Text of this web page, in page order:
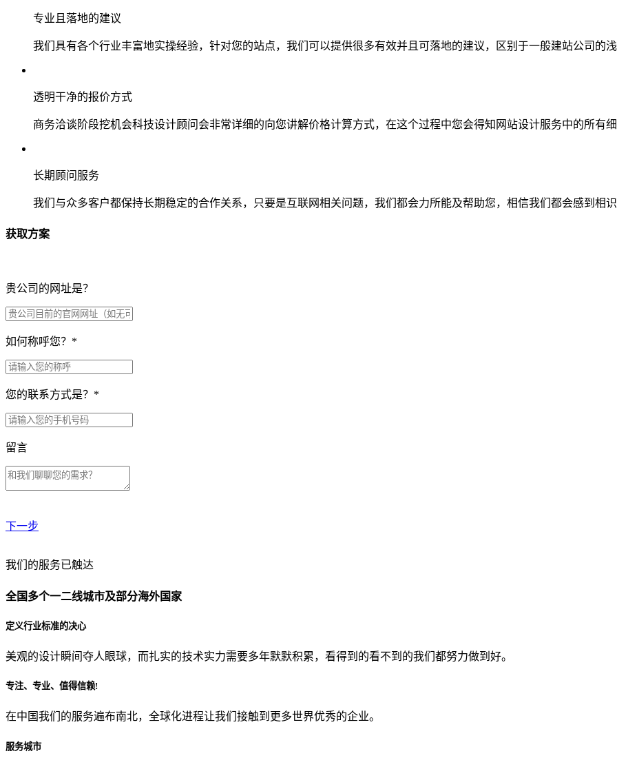
专业且落地的建议
我们具有各个行业丰富地实操经验，针对您的站点，我们可以提供很多有效并且可落地的建议，区别于一般建站公司的
透明干净的报价方式
商务洽谈阶段挖机会科技设计顾问会非常详细的向您讲解价格计算方式，在这个过程中您会得知网站设计服务中的所有
长期顾问服务
我们与众多客户都保持长期稳定的合作关系，只要是互联网相关问题，我们都会力所能及帮助您，相信我们都会感到相
获取方案
贵公司的网址是？
如何称呼您？ *
您的联系方式是？ *
留言
下一步
贵公司预算范围是？
贵公司的团队规模是？
从哪里了解到我们？
我们的服务已触达
全国多个一二线城市及部分海外国家
定义行业标准的决心
美观的设计瞬间夺人眼球，而扎实的技术实力需要多年默默积累，看得到的看不到的我们都努力做到好。
专注、专业、值得信赖!
在中国我们的服务遍布南北，全球化进程让我们接触到更多世界优秀的企业。
服务城市